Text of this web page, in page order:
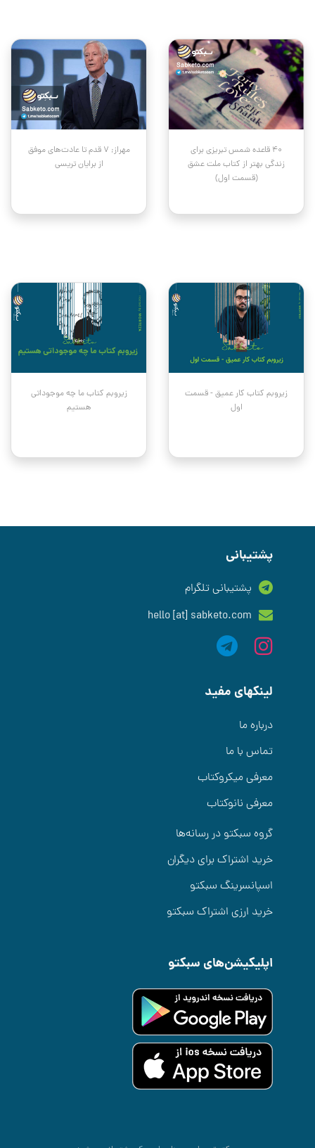
۴۰ قاعده شمس تبریزی برای
زندگی بهتر از کتاب ملت عشق
(قسمت اول)
مهراز; ۷ قدم تا عادت‌های موفق
از برایان تریسی
زیروبم کتاب کار عمیق - قسمت
اول
زیروبم کتاب ما چه موجوداتی
هستیم
پشتیبانی
پشتیبانی تلگرام
hello [at] sabketo.com
لینکهای مفید
درباره ما
تماس با ما
معرفی میکروکتاب
معرفی نانوکتاب
گروه سبکتو در رسانه‌ها
خرید اشتراک برای دیگران
اسپانسرینگ سبکتو
خرید ارزی اشتراک سبکتو
اپلیکیشن‌های سبکتو